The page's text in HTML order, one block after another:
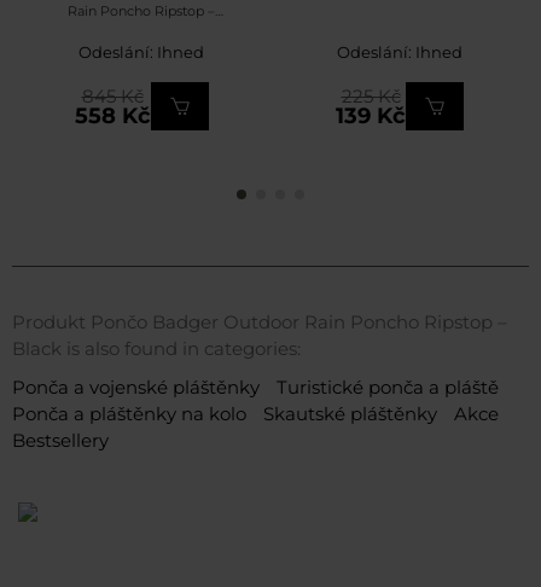
Rain Poncho Ripstop –
Odeslání: Ihned
558 Kč
845 Kč
Odeslání: Ihned
139 Kč
225 Kč
Produkt Pončo Badger Outdoor Rain Poncho Ripstop –
Black is also found in categories:
Ponča a vojenské pláštěnky
Turistické ponča a pláště
Ponča a pláštěnky na kolo
Skautské pláštěnky
Akce
Bestsellery